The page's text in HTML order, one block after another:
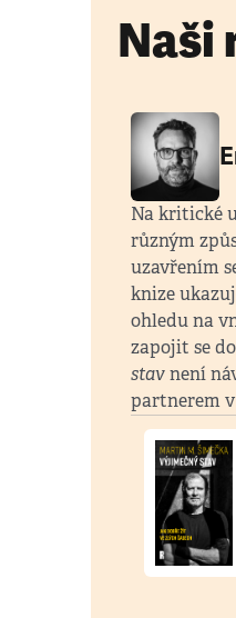
Naši
Na kritické
různým
uzavřením
knize
ohledu na
zapojit se
stavnení
partnerem